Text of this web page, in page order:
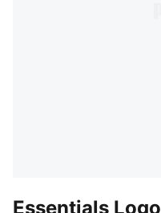
Essentials Logo